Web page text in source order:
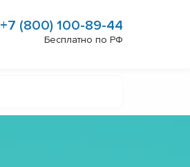
+7 (800) 100-89-44
Бесплатно по РФ